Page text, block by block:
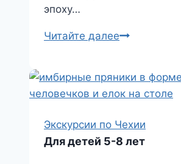
эпоху…
Читайте далееЧешское
Экскурсии по Чехии
Для детей 5-8 лет